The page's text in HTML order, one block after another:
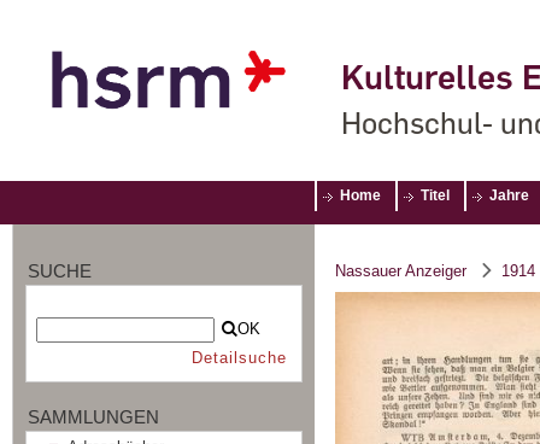
Kulturelles
Hochschul-
Home Titel Jahre
SUCHE
OK
Detailsuche
SAMMLUNGEN
Nassauer Anzeiger 1914